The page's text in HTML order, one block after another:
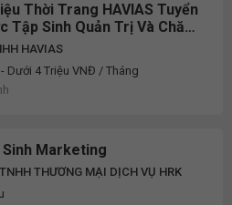
Thời Trang HAVIAS Tuyển
Tập Sinh Quản Trị Và Chăm
Hàng/Sales -
Marketing Photo -
SEO/Marketing
Kế Toán Full-Time 2025
HAVIAS
Dưới 4 Triệu VNĐ / Tháng
Marketing
THƯƠNG MẠI DỊCH VỤ HRK